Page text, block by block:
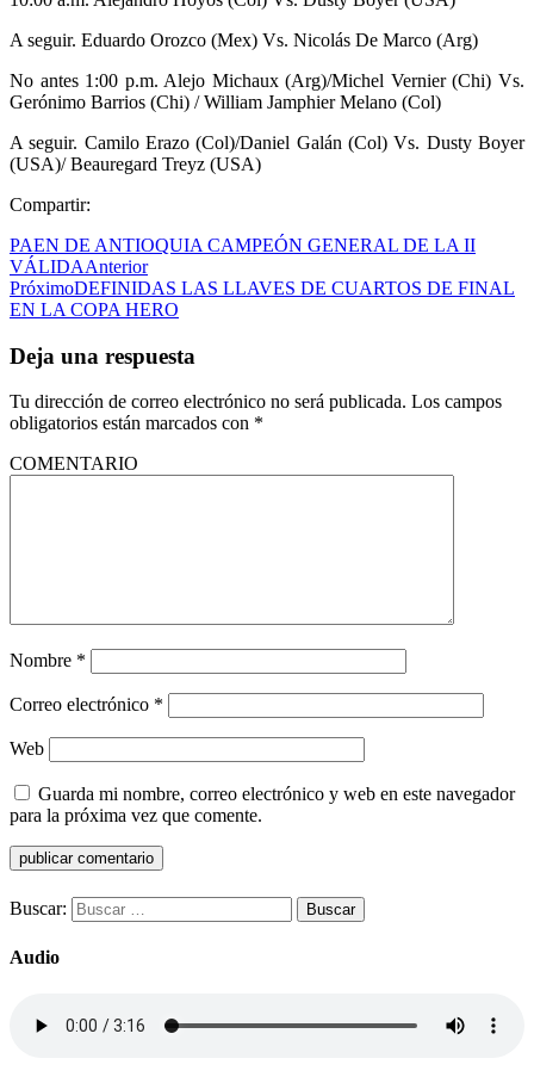
A seguir. Eduardo Orozco (Mex) Vs. Nicolás De Marco (Arg)
No antes 1:00 p.m. Alejo Michaux (Arg)/Michel Vernier (Chi) Vs.
Gerónimo Barrios (Chi) / William Jamphier Melano (Col)
A seguir. Camilo Erazo (Col)/Daniel Galán (Col) Vs. Dusty Boyer
(USA)/ Beauregard Treyz (USA)
Compartir:
PAEN DE ANTIOQUIA CAMPEÓN GENERAL DE LA II
VÁLIDAAnterior
PróximoDEFINIDAS LAS LLAVES DE CUARTOS DE FINAL
EN LA COPA HERO
Deja una respuesta
Tu dirección de correo electrónico no será publicada. Los campos
obligatorios están marcados con *
COMENTARIO
Nombre *
Correo electrónico *
Web
Guarda mi nombre, correo electrónico y web en este navegador
para la próxima vez que comente.
Buscar:
Audio